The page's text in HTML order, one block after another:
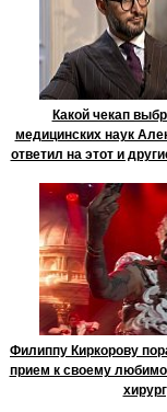
Какой чекап
медицинских наук
ответил на этот и
Филиппу Киркорову
прием к своему